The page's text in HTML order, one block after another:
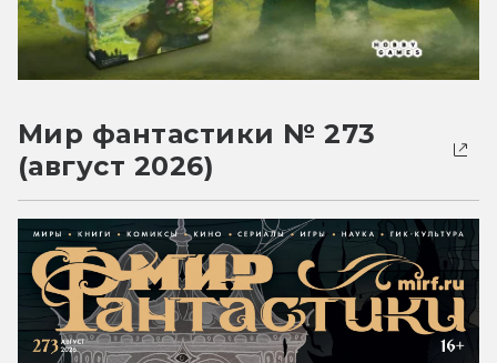
Мир фантастики № 273
(август 2026)